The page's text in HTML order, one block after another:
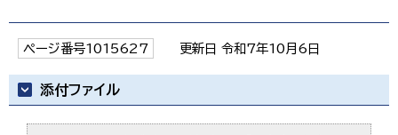
ページ番号1015627 更新日 令和7年10月6日
添付ファイル